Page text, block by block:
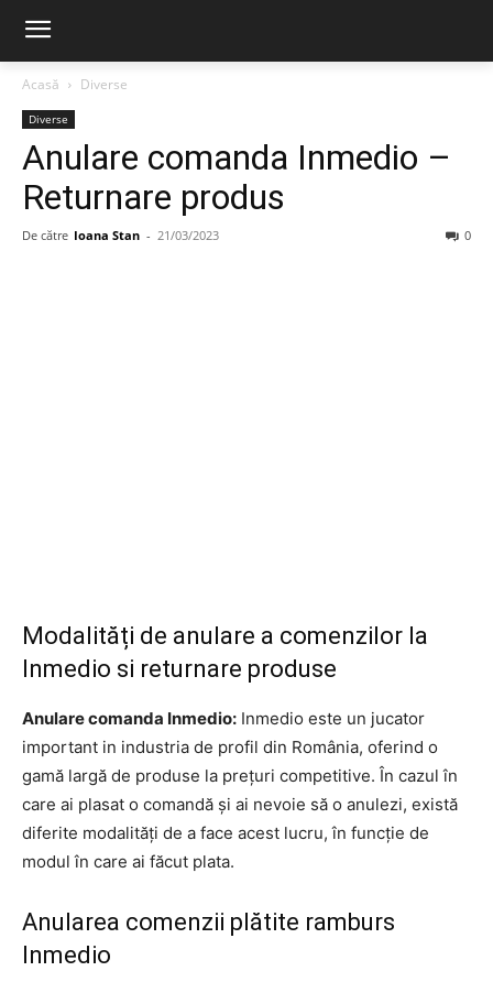
Acasă Diverse
Diverse
Anulare comanda Inmedio –
Returnare produs
De către Ioana Stan - 21/03/2023 0
Modalități de anulare a comenzilor la
Inmedio si returnare produse
Anulare comanda Inmedio: Inmedio este un jucator
important in industria de profil din România, oferind o
gamă largă de produse la prețuri competitive. În cazul în
care ai plasat o comandă și ai nevoie să o anulezi, există
diferite modalități de a face acest lucru, în funcție de
modul în care ai făcut plata.
Anularea comenzii plătite ramburs
Inmedio